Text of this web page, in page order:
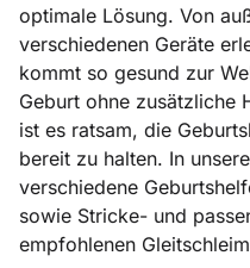
optimale Lösung. Von
verschiedenen Geräte
kommt so gesund zur
Geburt ohne zusätzliche
ist es ratsam, die
bereit zu halten. In
verschiedene
sowie Stricke- und
empfohlenen